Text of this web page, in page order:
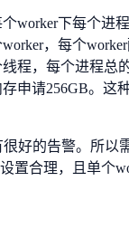
worker下每个进
，每个worker
程，每个进程总
申请256GB。这
好的告警。所以
置合理，且单个